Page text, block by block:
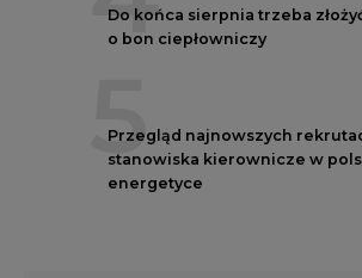
Do końca sierpnia trzeba
o bon ciepłowniczy
5
Przegląd najnowszych
stanowiska kierownicze w
energetyce